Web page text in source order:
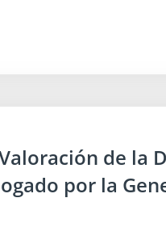
de la
por la